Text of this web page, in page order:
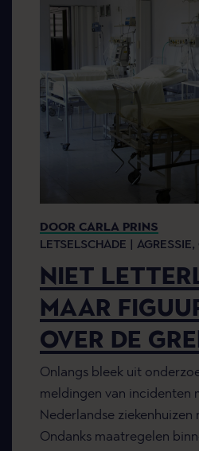
DOOR CARLA PRINS
LETSELSCHADE |
AGRESSIE,
NIET
MAAR
OVER DE
Onlangs bleek uit
meldingen van incidenten
Nederlandse ziekenhuizen
Ondanks maatregelen